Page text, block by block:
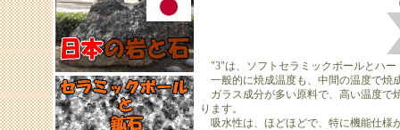
"3"は、ソフトセラミックボールとハー
一般的に焼成温度も、中間の温度で焼
ガラス成分が多い原料で、高い温度で
ります。
吸水性は、ほどほどで、特に機能仕様